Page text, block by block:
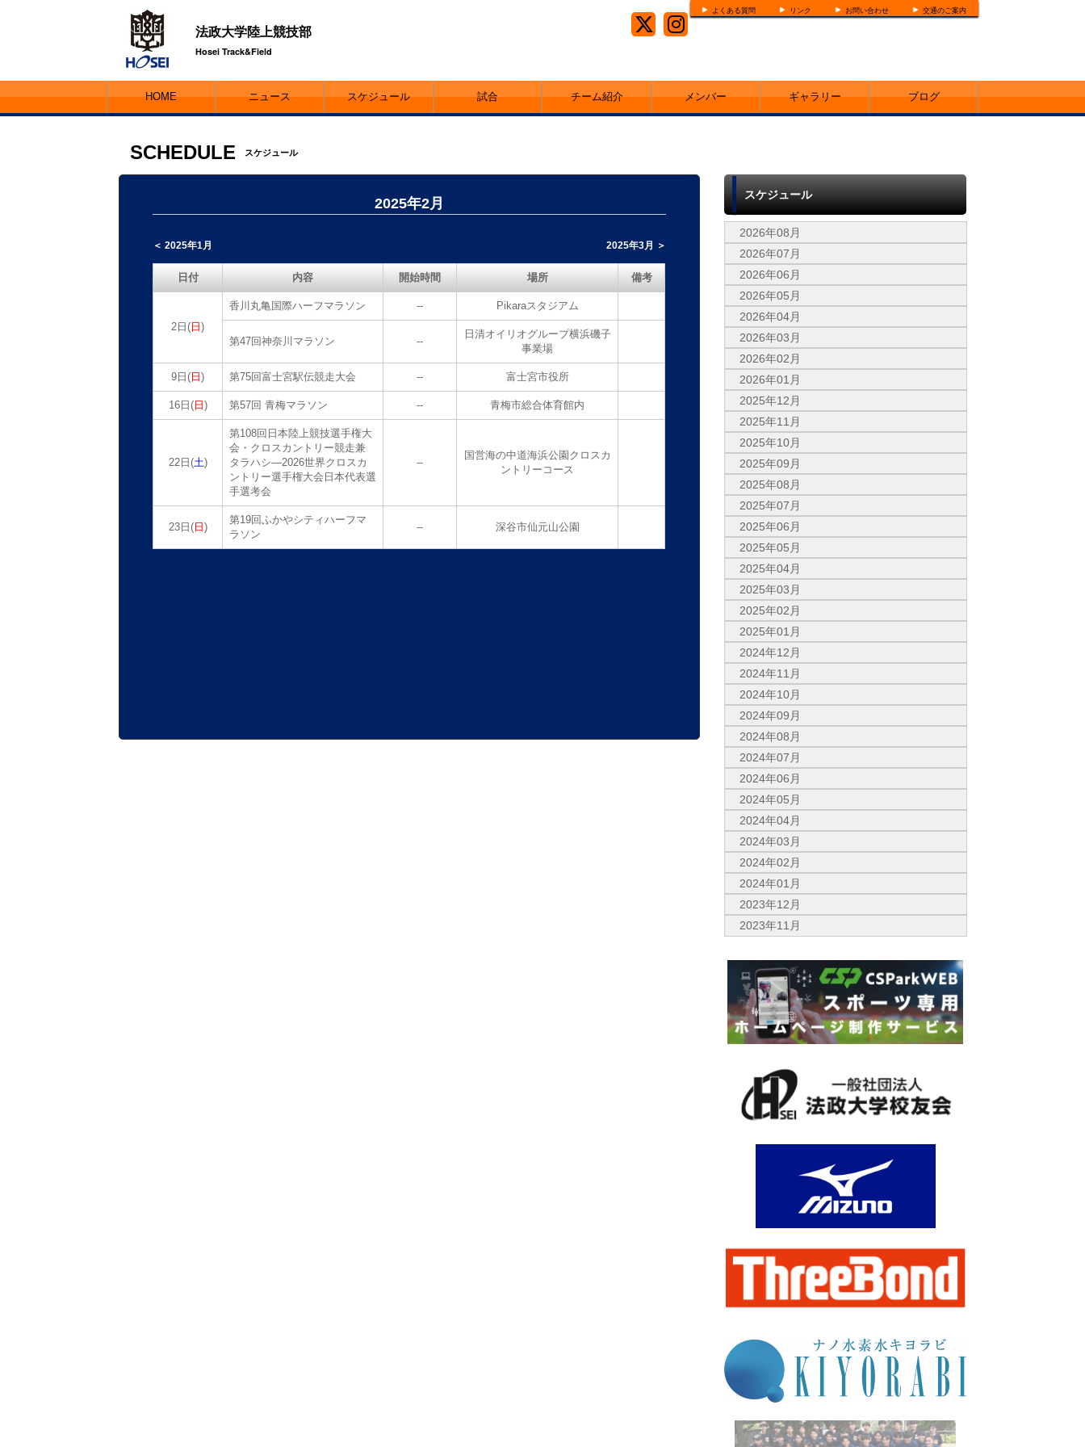
よくある質問 リンク お問い合わせ 交通のご案内
法政大学陸上競技部
Hosei Track&Field
HOME ニュース スケジュール 試合 チーム紹介 メンバー ギャラリー ブログ
SCHEDULE スケジュール
2025年2月
＜ 2025年1月 2025年3月 ＞
日付 内容 開始時間 場所 備考
2日( 日)
香川丸亀国際ハーフマラソン -- Pikaraスタジアム
第47回神奈川マラソン --
日清オイリオグループ横浜磯子
事業場
9日( 日) 第75回富士宮駅伝競走大会 -- 富士宮市役所
16日(日 ) 第57回 青梅マラソン -- 青梅市総合体育館内
22日(土)
第108回日本陸上競技選手権大
会・クロスカントリー競走兼
タラハシ―2026世界クロスカ
ントリー選手権大会日本代表選
手選考会
--
国営海の中道海浜公園クロスカ
ントリーコース
23日(日 )
第19回ふかやシティハーフマ
ラソン
-- 深谷市仙元山公園
スケジュール
2026年08月
2026年07月
2026年06月
2026年05月
2026年04月
2026年03月
2026年02月
2026年01月
2025年12月
2025年11月
2025年10月
2025年09月
2025年08月
2025年07月
2025年06月
2025年05月
2025年04月
2025年03月
2025年02月
2025年01月
2024年12月
2024年11月
2024年10月
2024年09月
2024年08月
2024年07月
2024年06月
2024年05月
2024年04月
2024年03月
2024年02月
2024年01月
2023年12月
2023年11月